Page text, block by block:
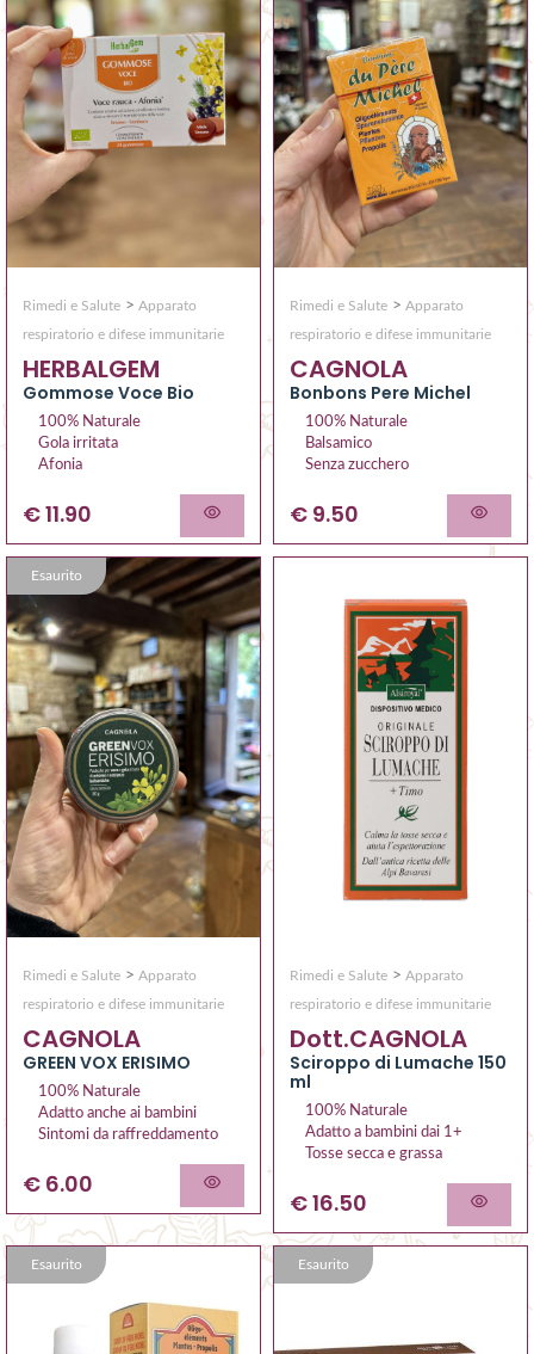
Rimedi e Salute > Apparato
respiratorio e difese immunitarie
HERBALGEM
Gommose Voce Bio
100% Naturale
Gola irritata
Afonia
€ 11.90
Rimedi e Salute > Apparato
respiratorio e difese immunitarie
CAGNOLA
Bonbons Pere Michel
100% Naturale
Balsamico
Senza zucchero
€ 9.50
Esaurito
Rimedi e Salute > Apparato
respiratorio e difese immunitarie
CAGNOLA
GREEN VOX ERISIMO
100% Naturale
Adatto anche ai bambini
Sintomi da raffreddamento
€ 6.00
Rimedi e Salute > Apparato
respiratorio e difese immunitarie
Dott.CAGNOLA
Sciroppo di Lumache 150
ml
100% Naturale
Adatto a bambini dai 1+
Tosse secca e grassa
€ 16.50
Esaurito Esaurito